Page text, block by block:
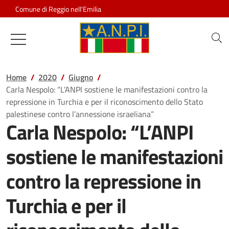
Salta al contenuto
Comune di Reggio nell'Emilia
Associazione Nazionale
Home 2020
Giugno
Carla Nespolo: “L’ANPI sostiene le manifestazioni contro la
repressione in Turchia e per il riconoscimento dello Stato
palestinese contro l’annessione israeliana”
Carla Nespolo: “L’ANPI
sostiene le manifestazioni
contro la repressione in
Turchia e per il